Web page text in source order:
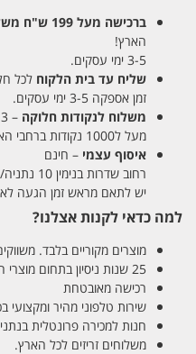
ברכישה מעל 199 ש"ח
הארץ!
3-5 ימי עסקים.
שליח עד בית הלקוח לכל
זמן אספקה 3-5 ימי עסקים.
משלוח לנקודות חלוקה – 13 ש"ח
מעל ל1000 נקודות ברחבי הארץ. זמן אספקה 5-8 ימי עסקים.
איסוף עצמי – חינם
רחוב שדרות בנימין 10 נתניה/ רחוב פנקס 12 נתניה – לבחירתכם
יש לתאם מראש זמן הגעה לאיסוף
למה כדאי לקנות אצלנו?
מוצרים מקוריים בלבד.
25 שנות ניסיון בתחום מוצרי השיער והטיפוח
רכישה מאובטחת
שירות טלפוני מהיר ומקצועי
חנות למכירה פרונטלית בנתניה
משלוחים זריזים לכל הארץ.